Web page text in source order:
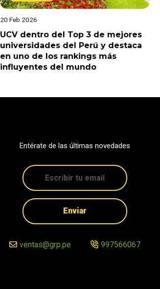
20 Feb 2026
UCV dentro del Top 3 de mejores
universidades del Perú y destaca
en uno de los rankings más
influyentes del mundo
Entérate de las últimas novedades
Enviar
ventas@grp.pe 997566067